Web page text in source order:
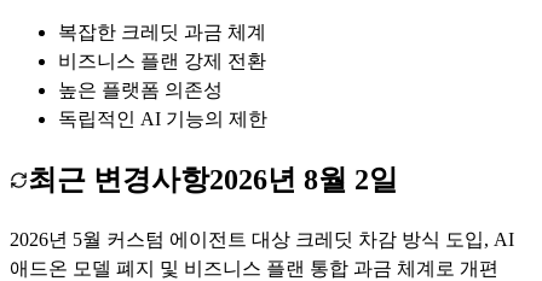
복잡한 크레딧 과금 체계
비즈니스 플랜 강제 전환
높은 플랫폼 의존성
독립적인 AI 기능의 제한
최근 변경사항2026년 8월 2일
2026년 5월 커스텀 에이전트 대상 크레딧 차감 방식 도입, AI
애드온 모델 폐지 및 비즈니스 플랜 통합 과금 체계로 개편